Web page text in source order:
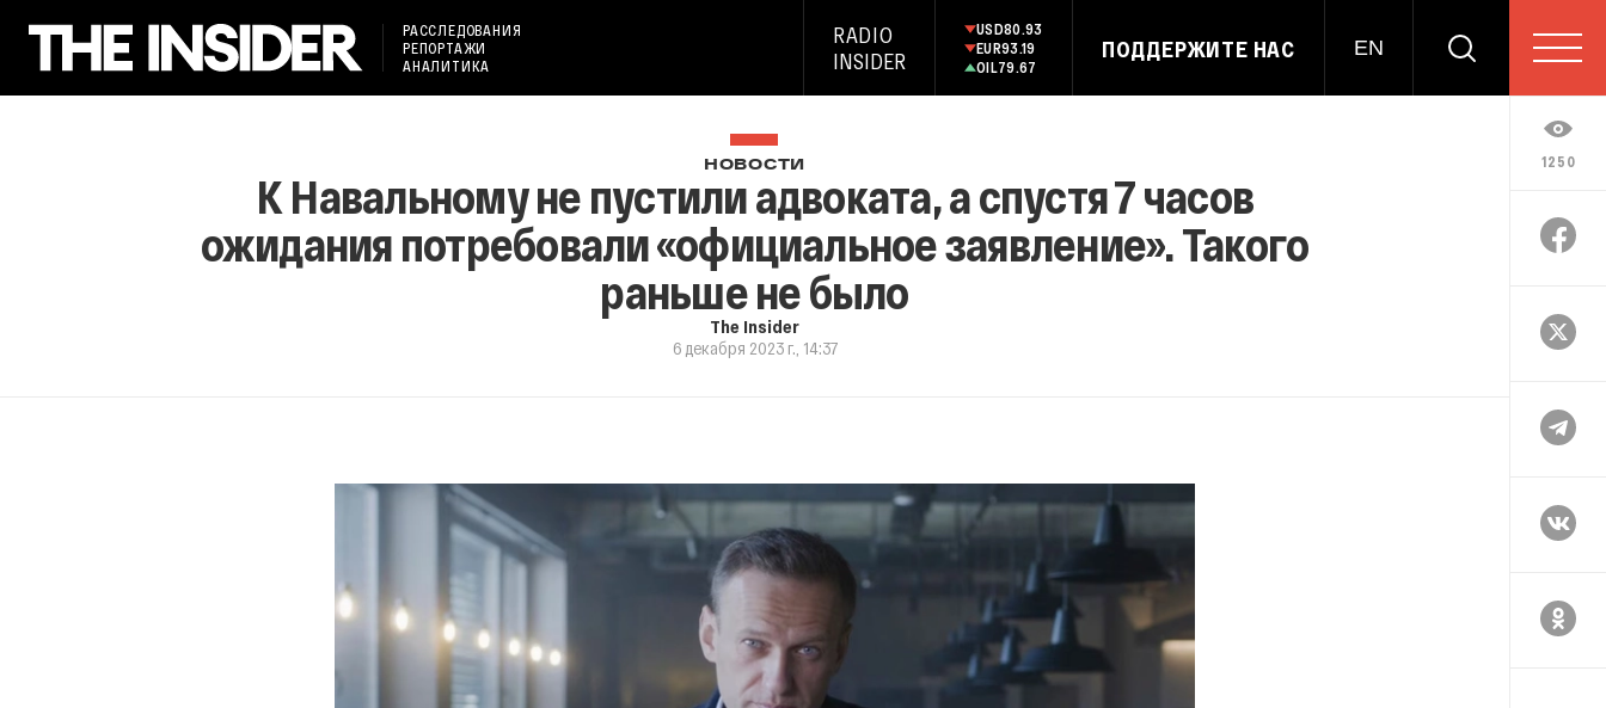
РАССЛЕДОВАНИЯ
РЕПОРТАЖИ
АНАЛИТИКА
RADIO
INSIDER
USD80.93
EUR93.19
OIL79.67
ПОДДЕРЖИТЕ НАС EN
1250
НОВОСТИ
К Навальному не пустили адвоката, а спустя 7 часов
ожидания потребовали «официальное заявление». Такого
раньше не было
The Insider
6 декабря 2023 г., 14:37